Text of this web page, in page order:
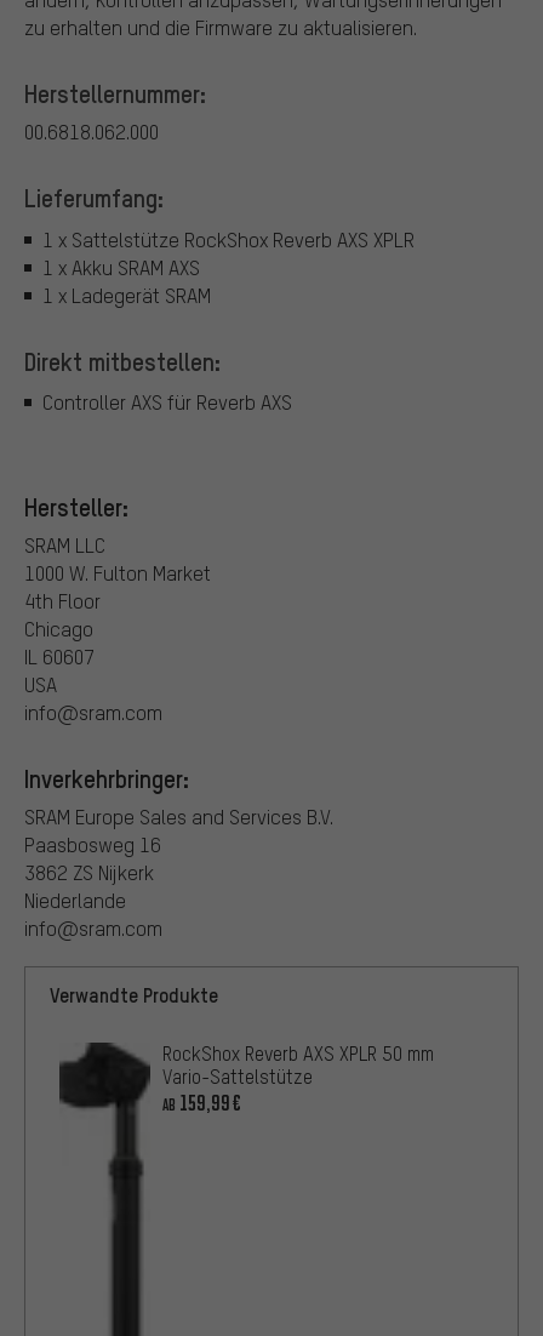
zu erhalten und die Firmware zu aktualisieren.
Herstellernummer:
00.6818.062.000
Lieferumfang:
1 x Sattelstütze RockShox Reverb AXS XPLR
1 x Akku SRAM AXS
1 x Ladegerät SRAM
Direkt mitbestellen:
Controller AXS für Reverb AXS
Hersteller:
SRAM LLC
1000 W. Fulton Market
4th Floor
Chicago
IL 60607
USA
info@sram.com
Inverkehrbringer:
SRAM Europe Sales and Services B.V.
Paasbosweg 16
3862 ZS Nijkerk
Niederlande
info@sram.com
Verwandte Produkte
RockShox Reverb AXS XPLR 50 mm
Vario-Sattelstütze
AB 159,99€